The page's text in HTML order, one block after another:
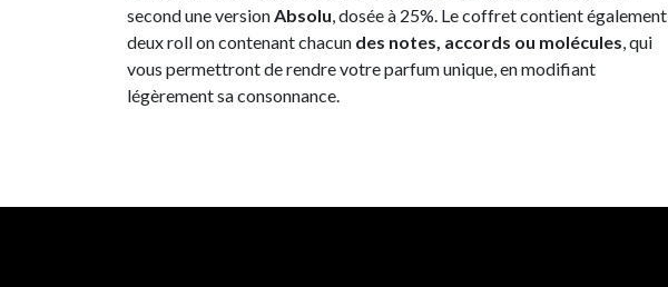
second une version Absolu , dosée à 25%. Le coffret contient également
deux roll on contenant chacun des notes, accords ou molécules , qui
vous permettront de rendre votre parfum unique, en modifiant
légèrement sa consonnance.